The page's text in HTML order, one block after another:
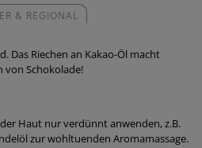
& REGIONAL
Das Riechen an Kakao-Öl macht
von Schokolade!
Haut nur verdünnt anwenden, z.B.
zur wohltuenden Aromamassage.